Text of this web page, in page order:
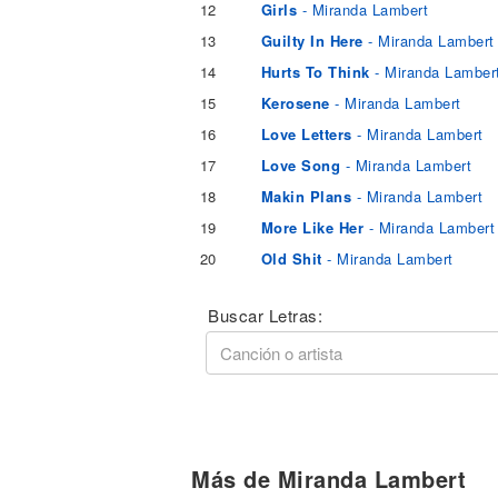
12 Girls - Miranda Lambert
13
Guilty In Here - Miranda Lambert
14
Hurts To Think - Miranda
15
Kerosene - Miranda Lambert
16
Love Letters - Miranda Lambert
17
Love Song - Miranda Lambert
18
Makin Plans - Miranda Lambert
19
More Like Her - Miranda Lambert
20
Old Shit - Miranda Lambert
Buscar Letras:
Más de Miranda Lambert